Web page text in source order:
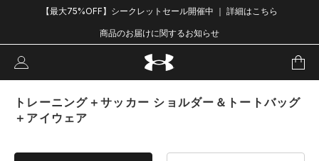
【最大75%OFF】シークレットセール開催中 ｜ 詳細はこちら
商品のお届けに関するお知らせ
トレーニング＋サッカー ショルダー＆トートバッグ
＋アイウェア